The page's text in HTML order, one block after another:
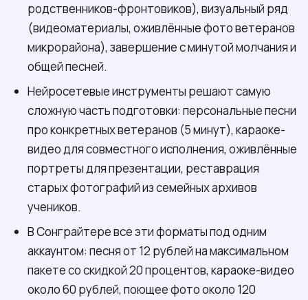
родственников-фронтовиков), визуальный ряд
(видеоматериалы, оживлённые фото ветеранов
микрорайона), завершение с минутой молчания и
общей песней.
Нейросетевые инструменты решают самую
сложную часть подготовки: персональные песни
про конкретных ветеранов (5 минут), караоке-
видео для совместного исполнения, оживлённые
портреты для презентации, реставрация
старых фотографий из семейных архивов
учеников.
В Сонграйтере все эти форматы под одним
аккаунтом: песня от 12 рублей на максимальном
пакете со скидкой 20 процентов, караоке-видео
около 60 рублей, поющее фото около 120